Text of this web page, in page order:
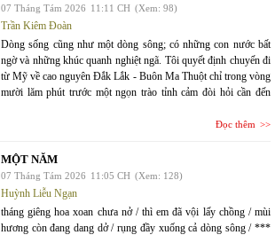
07 Tháng Tám 2026 11:11 CH (Xem: 98)
Trần Kiêm Đoàn
Dòng sống cũng như một dòng sông; có những con nước bất
ngờ và những khúc quanh nghiệt ngã. Tôi quyết định chuyến đi
từ Mỹ về cao nguyên Đắk Lắk - Buôn Ma Thuột chỉ trong vòng
mười lăm phút trước một ngọn trào tỉnh cảm đòi hỏi cần đến
Đọc thêm
MỘT NĂM
07 Tháng Tám 2026 11:05 CH (Xem: 128)
Huỳnh Liễu Ngạn
tháng giêng hoa xoan chưa nở / thì em đã vội lấy chồng / mùi
hương còn đang dang dở / rụng đầy xuống cả dòng sông / ***